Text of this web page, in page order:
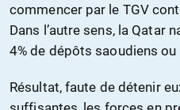
commencer par le TGV
Dans l’autre sens, la Qatar
4% de dépôts saoudiens ou
Résultat, faute de détenir